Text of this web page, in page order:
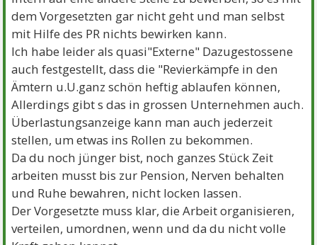
dem Vorgesetzten gar nicht geht und man selbst
mit Hilfe des PR nichts bewirken kann.
Ich habe leider als quasi"Externe" Dazugestossene
auch festgestellt, dass die "Revierkämpfe in den
Ämtern u.U.ganz schön heftig ablaufen können,
Allerdings gibt s das in grossen Unternehmen auch.
Überlastungsanzeige kann man auch jederzeit
stellen, um etwas ins Rollen zu bekommen.
Da du noch jünger bist, noch ganzes Stück Zeit
arbeiten musst bis zur Pension, Nerven behalten
und Ruhe bewahren, nicht locken lassen.
Der Vorgesetzte muss klar, die Arbeit organisieren,
verteilen, umordnen, wenn und da du nicht volle